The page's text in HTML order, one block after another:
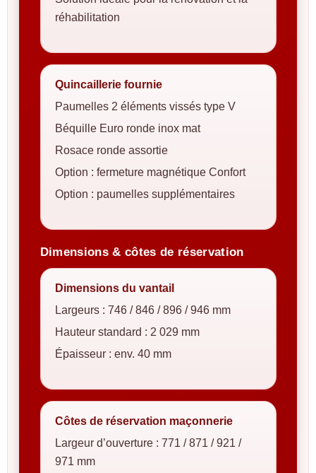
réhabilitation
Quincaillerie fournie
Paumelles 2 éléments vissés type V
Béquille Euro ronde inox mat
Rosace ronde assortie
Option : fermeture magnétique Confort
Option : paumelles supplémentaires
Dimensions & côtes de réservation
Dimensions du vantail
Largeurs : 746 / 846 / 896 / 946 mm
Hauteur standard : 2 029 mm
Épaisseur : env. 40 mm
Côtes de réservation maçonnerie
Largeur d’ouverture : 771 / 871 / 921 /
971 mm